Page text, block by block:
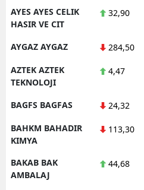
AYES AYES CELIK
HASIR VE CIT
32,90
AYGAZ AYGAZ 284,50
AZTEK AZTEK
TEKNOLOJI
4,47
BAGFS BAGFAS 24,32
BAHKM BAHADIR
KIMYA
113,30
BAKAB BAK
AMBALAJ
44,68